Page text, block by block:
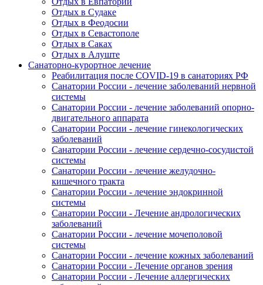
Отдых в Судаке
Отдых в Феодосии
Отдых в Севастополе
Отдых в Саках
Отдых в Алуште
Санаторно-курортное лечение
Реабилитация после COVID-19 в санаториях РФ
Санатории России - лечение заболеваний нервной
системы
Санатории России - лечение заболеваний опорно-
двигательного аппарата
Санатории России - лечение гинекологических
заболеваний
Санатории России - лечение сердечно-сосудистой
системы
Санатории России - лечение желудочно-
кишечного тракта
Санатории России - лечение эндокринной
системы
Санатории России - Лечение андрологических
заболеваний
Санатории России - лечение мочеполовой
системы
Санатории России - лечение кожных заболеваний
Санатории России - Лечение органов зрения
Санатории России - Лечение аллергических